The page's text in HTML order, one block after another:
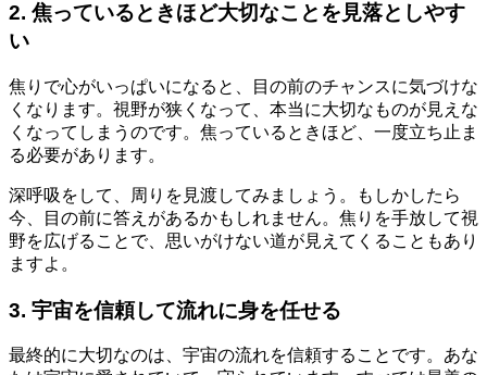
2. 焦っているときほど大切なことを見落としやす
い
焦りで心がいっぱいになると、目の前のチャンスに気づけな
くなります。視野が狭くなって、本当に大切なものが見えな
くなってしまうのです。焦っているときほど、一度立ち止ま
る必要があります。
深呼吸をして、周りを見渡してみましょう。もしかしたら
今、目の前に答えがあるかもしれません。焦りを手放して視
野を広げることで、思いがけない道が見えてくることもあり
ますよ。
3. 宇宙を信頼して流れに身を任せる
最終的に大切なのは、宇宙の流れを信頼することです。あな